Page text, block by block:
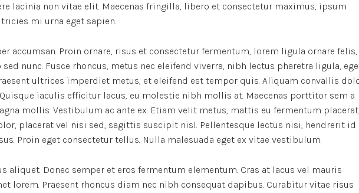
lacinia non vitae elit. Maecenas fringilla, libero et consectetur maximus, ipsum
mi urna eget sapien.
accumsan. Proin ornare, risus et consectetur fermentum, lorem ligula ornare felis,
nunc. Fusce rhoncus, metus nec eleifend viverra, nibh lectus pharetra ligula,
ultrices imperdiet metus, et eleifend est tempor quis. Aliquam convallis
iaculis efficitur lacus, eu molestie nibh mollis at. Maecenas porttitor sem a
mollis. Vestibulum ac ante ex. Etiam velit metus, mattis eu fermentum placerat,
placerat vel nisi sed, sagittis suscipit nisl. Pellentesque lectus nisi, hendrerit id
Proin eget consectetur tellus. Nulla malesuada eget ex vitae vestibulum.
aliquet. Donec semper et eros fermentum elementum. Cras at lacus vel mauris
lorem. Praesent rhoncus diam nec nibh consequat dapibus. Curabitur vitae risus